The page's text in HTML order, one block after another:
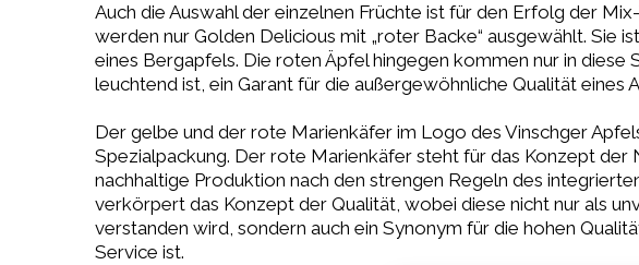
Auch die Auswahl der einzelnen Früchte ist für den Erfolg der
werden nur Golden Delicious mit „roter Backe“ ausgewählt. Sie
eines Bergapfels. Die roten Äpfel hingegen kommen nur in
leuchtend ist, ein Garant für die außergewöhnliche Qualität eines
Der gelbe und der rote Marienkäfer im Logo des Vinschger
Spezialpackung. Der rote Marienkäfer steht für das Konzept
nachhaltige Produktion nach den strengen Regeln des
verkörpert das Konzept der Qualität, wobei diese nicht nur als
verstanden wird, sondern auch ein Synonym für die hohen
Service ist.